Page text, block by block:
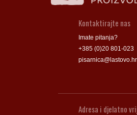
Kontaktirajte nas
Imate pitanja?
+385 (0)20 801-023
pisarnica@lastovo.hr
Adresa i djelatno